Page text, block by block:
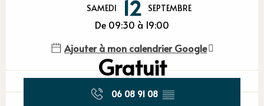
SAMEDI 12 SEPTEMBRE
De 09:30 à 19:00
Ajouter à mon calendrier Google
Gratuit
06 08 91 08 ▒▒